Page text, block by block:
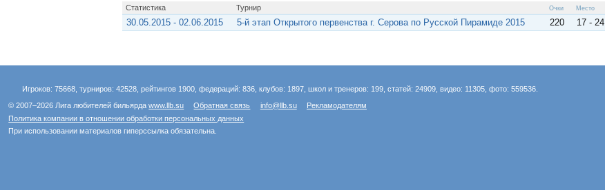
Статистика Турнир Очки Место
30.05.2015 - 02.06.2015 5-й этап Открытого первенства г. Серова по Русской Пирамиде 2015 220 17 - 24
Игроков: 75668, турниров: 42528, рейтингов 1900, федераций: 836, клубов: 1897, школ и тренеров: 199, статей: 24909, видео: 11305, фото: 559536.
© 2007–2026 Лига любителей бильярдаwww.llb.su Обратная связь info@llb.su
Рекламодателям
Политика компании в отношении обработки персональных данных
При использовании материалов гиперссылка обязательна.